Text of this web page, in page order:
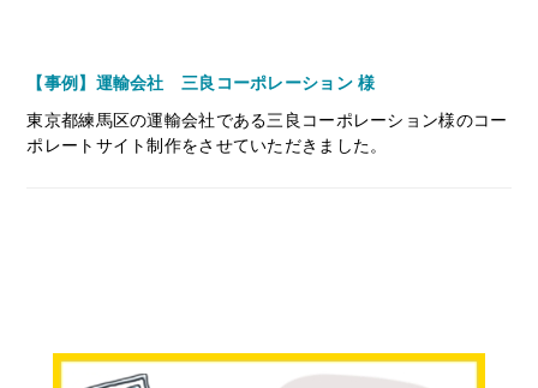
【事例】運輸会社 三良コーポレーション 様
東京都練馬区の運輸会社である三良コーポレーション様のコー
ポレートサイト制作をさせていただきました。